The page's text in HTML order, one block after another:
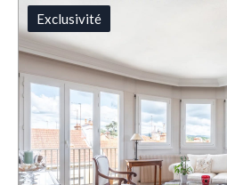
Exclusivité